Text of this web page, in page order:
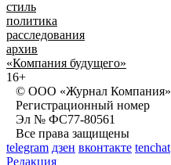
стиль
политика
расследования
архив
«Компания будущего»
16+
© ООО «Журнал Компания»
Регистрационный номер
Эл № ФС77-80561
Все права защищены
telegram дзен вконтакте tenchat
Редакция